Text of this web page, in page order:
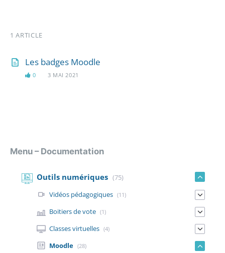
1 ARTICLE
Les badges Moodle
0 3 MAI 2021
Menu – Documentation
Outils numériques (75)
Vidéos pédagogiques (11)
Boitiers de vote (1)
Classes virtuelles (4)
Moodle (28)